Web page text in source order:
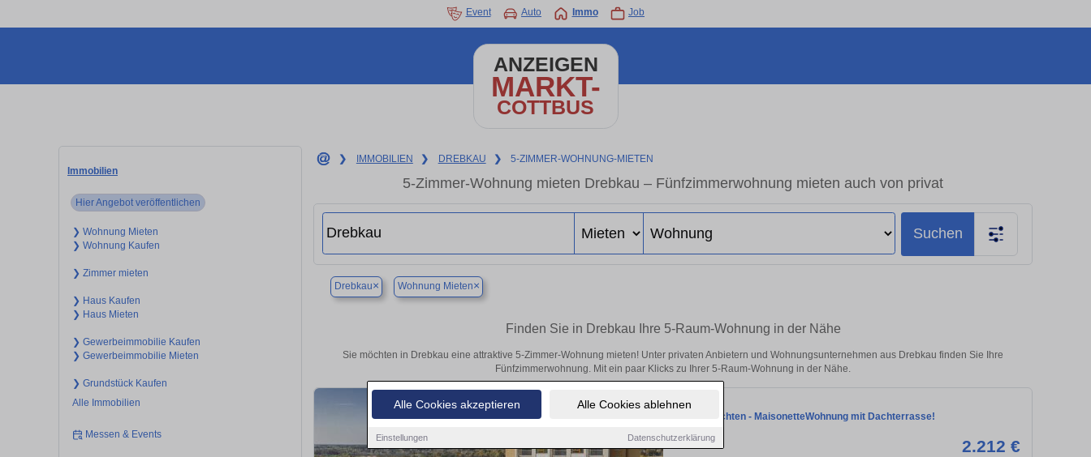
Alle Cookies akzeptieren Alle Cookies ablehnen
Einstellungen Datenschutzerklärung
Event Auto Immo Job
ANZEIGEN
MARKT-
COTTBUS
Immobilien
Hier Angebot veröffentlichen
❯ Wohnung Mieten
❯ Wohnung Kaufen
❯ Zimmer mieten
❯ Haus Kaufen
❯ Haus Mieten
❯ Gewerbeimmobilie Kaufen
❯ Gewerbeimmobilie Mieten
❯ Grundstück Kaufen
Alle Immobilien
Messen & Events
❯ IMMOBILIEN ❯ DREBKAU ❯ 5-ZIMMER-WOHNUNG-MIETEN
5-Zimmer-Wohnung mieten Drebkau – Fünfzimmerwohnung mieten auch von privat
Suchen
Drebkau× Wohnung Mieten×
Finden Sie in Drebkau Ihre 5-Raum-Wohnung in der Nähe
Sie möchten in Drebkau eine attraktive 5-Zimmer-Wohnung mieten! Unter privaten Anbietern und Wohnungsunternehmen aus Drebkau finden Sie Ihre
Fünfzimmerwohnung. Mit ein paar Klicks zu Ihrer 5-Raum-Wohnung in der Nähe.
Top Aussichten - MaisonetteWohnung mit Dachterrasse!
2.212 €